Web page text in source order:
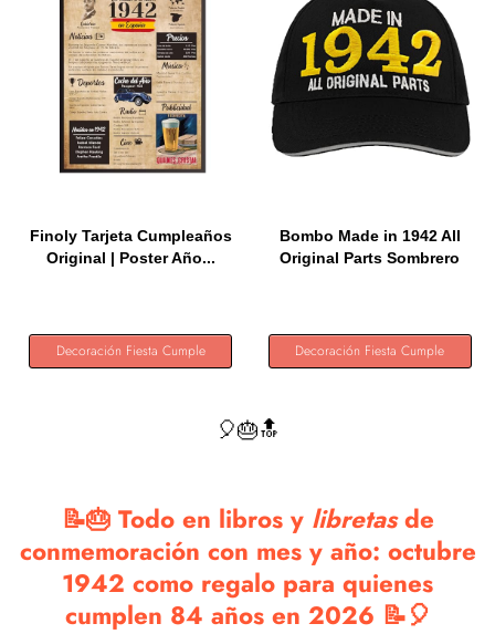
Finoly Tarjeta Cumpleaños
Original | Poster Año...
Decoración Fiesta Cumple
Bombo Made in 1942 All
Original Parts Sombrero
Decoración Fiesta Cumple
🎈🎂🔝
📝🎂 Todo en libros y libretasde
conmemoración con mes y año: octubre
1942 como regalo para quienes
cumplen 84 años en 2026 📝🎈